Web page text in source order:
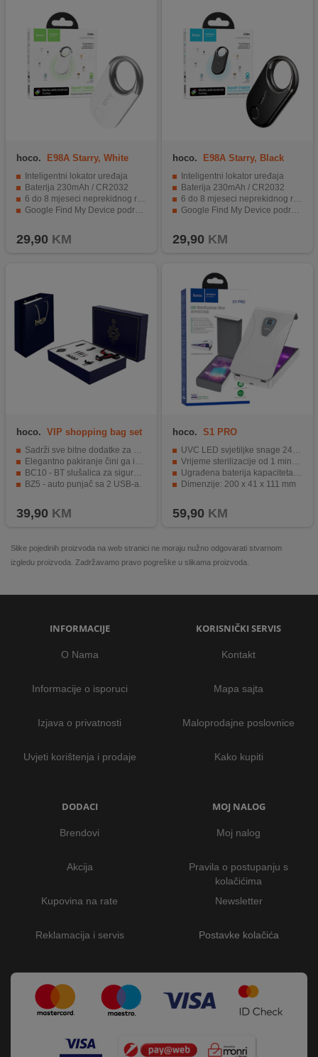
hoco. E98A Starry, White
Inteligentni lokator uređaja
Baterija 230mAh / CR2032
6 do 8 mjeseci neprekidnog rada
Google Find My Device podrška
29,90 KM
hoco. E98A Starry, Black
Inteligentni lokator uređaja
Baterija 230mAh / CR2032
6 do 8 mjeseci neprekidnog rada
Google Find My Device podrška
29,90 KM
hoco. VIP shopping bag set
Sadrži sve bitne dodatke za mobitel.
Elegantno pakiranje čini ga idealnim poklonom.
BC10 - BT slušalica za sigurno telefoniranje.
BZ5 - auto punjač sa 2 USB-a.
39,90 KM
hoco. S1 PRO
UVC LED svjetiljke snage 240mW x 4
Vrijeme sterilizacije od 1 minute
Ugrađena baterija kapaciteta 350 mAh
Dimenzije: 200 x 41 x 111 mm
59,90 KM
Slike pojedinih proizvoda na web stranici ne moraju nužno odgovarati stvarnom
izgledu proizvoda. Zadržavamo pravo pogreške u slikama proizvoda.
INFORMACIJE
O Nama
Informacije o isporuci
Izjava o privatnosti
Uvjeti korištenja i prodaje
KORISNIČKI SERVIS
Kontakt
Mapa sajta
Maloprodajne poslovnice
Kako kupiti
DODACI
Brendovi
Akcija
Kupovina na rate
Reklamacija i servis
MOJ NALOG
Moj nalog
Pravila o postupanju s
kolačićima
Newsletter
Postavke kolačića